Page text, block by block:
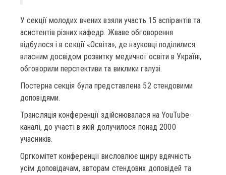
У секції молодих вчених взяли участь 15 аспірантів та
асистентів різних кафедр. Жваве обговорення
відбулося і в секції «Освіта», де науковці поділилися
власним досвідом розвитку медичної освіти в Україні,
обговорили перспективи та виклики галузі.
Постерна секція була представлена 52 стендовими
доповідями.
Трансляція конференції здійснювалася на YouTube-
каналі, до участі в якій долучилося понад 2000
учасників.
Оргкомітет конференції висловлює щиру вдячність
усім доповідачам, авторам стендових доповідей та